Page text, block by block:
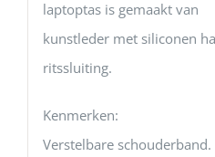
laptoptas is gemaakt van
kunstleder met siliconen
ritssluiting.
Kenmerken:
Verstelbare schouderband.